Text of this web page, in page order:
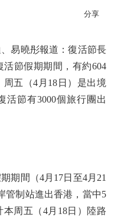
分享
易曉彤報道：復活節長
節假期期間，有約604
五（4月18日）是出境
活節有3000個旅行團出
間（4月17日至4月21
管制站進出香港，當中5
周五（4月18日）陸路